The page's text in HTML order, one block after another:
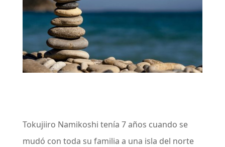
Tokujiiro Namikoshi tenía 7 años cuando se
mudó con toda su familia a una isla del norte